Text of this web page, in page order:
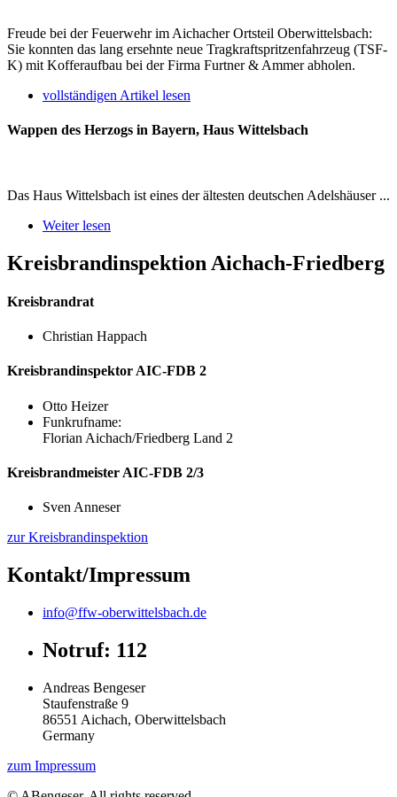
Freude bei der Feuerwehr im Aichacher Ortsteil Oberwittelsbach:
Sie konnten das lang ersehnte neue Tragkraftspritzenfahrzeug (TSF-
K) mit Kofferaufbau bei der Firma Furtner & Ammer abholen.
vollständigen Artikel lesen
Wappen des Herzogs in Bayern, Haus Wittelsbach
Das Haus Wittelsbach ist eines der ältesten deutschen Adelshäuser ...
Weiter lesen
Kreisbrandinspektion Aichach-Friedberg
Kreisbrandrat
Christian Happach
Kreisbrandinspektor AIC-FDB 2
Otto Heizer
Funkrufname:
Florian Aichach/Friedberg Land 2
Kreisbrandmeister AIC-FDB 2/3
Sven Anneser
zur Kreisbrandinspektion
Kontakt/Impressum
info@ffw-oberwittelsbach.de
Notruf: 112
Andreas Bengeser
Staufenstraße 9
86551 Aichach, Oberwittelsbach
Germany
zum Impressum